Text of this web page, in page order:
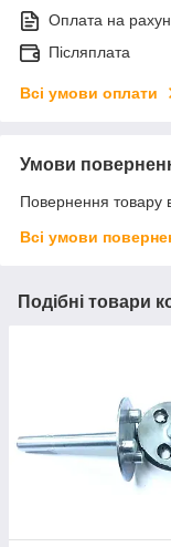
Оплата на
Післяплата
Всі умови оплати
Умови
Повернення товару
Всі умови
Подібні товари